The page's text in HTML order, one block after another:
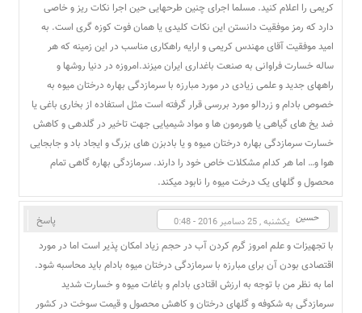
کریمی را اعلام کنید. مسلما اجرای چنین طرحهایی حین اجرا نکات ریز و خاصی
دارد که رمز موفقیت دانستن این نکات کلیدی یا همان فوت کوزه گری است. به
امید موفقیت آقای مهندس کریمی و ارایه راهکاری مناسب در این زمینه که هر
ساله خسارت فراوانی به صنعت باغداری ایران میزند.امروزه در دنیا روشها و
راههای جدید و علمی زیادی در مورد مبارزه با سرمازدگی بهاره درختان میوه به
خصوص بادام و زردالو مورد بررسی قرار گرفته است مثل استفاده از بخاری باغی یا
ضد یخ های گیاهی یا هورمون ها و مواد شیمیایی جهت تاخیر در گلدهی و کاهش
خسارت سرمازدگی بهاره درختان میوه و یا بادبزن های بزرگ و ایجاد باد و جابجایی
هوا و… اما هر کدام مشکلات خاص خود را دارند. سرمازدگی بهاره گاهی تمام
محصول و گلهای یک درخت میوه را نابود میکند.
حسین یکشنبه , 25 دسامبر 2016 - 0:48
پاسخ
با تجهیزات و علم امروز گرم کردن آب در حجم زیاد امکان پذیر است اما در مورد
اقتصادی بودن آن برای مبارزه با سرمازدگی درختان میوه بادام باید محاسبه شود.
اما به نظر من با توجه به ارزش اقتادی بادام و باغات میوه و خسارت شدید
سرمازدگی به شکوفه و گلهای درختان و کاهش محصول و قیمت سوخت در کشور